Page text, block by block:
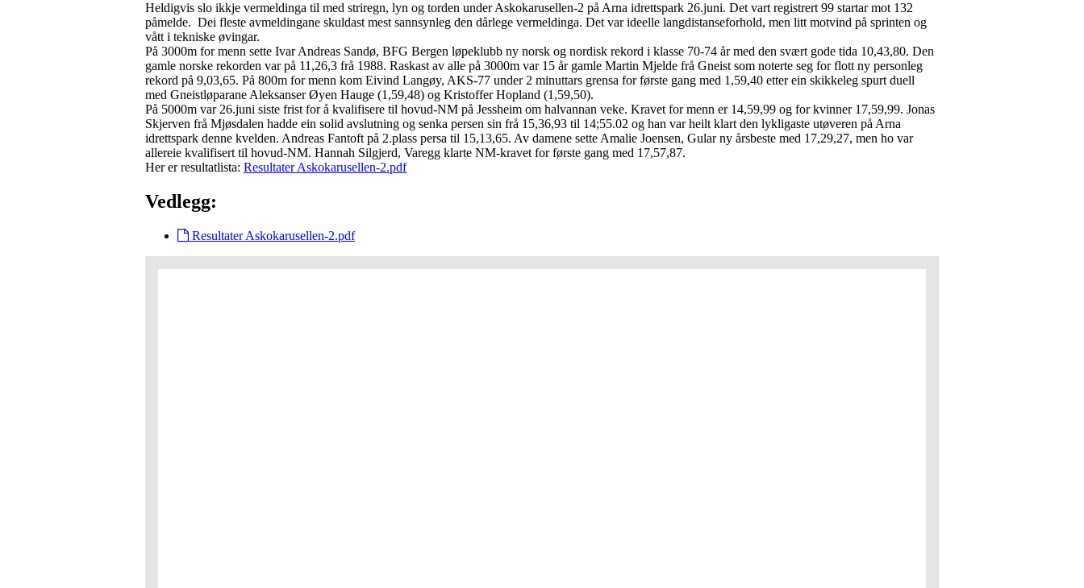
Heldigvis slo ikkje vermeldinga til med striregn, lyn og torden under Askokarusellen-2 på Arna idrettspark 26.juni. Det vart registrert 99 startar mot 132
påmelde. Dei fleste avmeldingane skuldast mest sannsynleg den dårlege vermeldinga. Det var ideelle langdistanseforhold, men litt motvind på sprinten og
vått i tekniske øvingar.
På 3000m for menn sette Ivar Andreas Sandø, BFG Bergen løpeklubb ny norsk og nordisk rekord i klasse 70-74 år med den svært gode tida 10,43,80. Den
gamle norske rekorden var på 11,26,3 frå 1988. Raskast av alle på 3000m var 15 år gamle Martin Mjelde frå Gneist som noterte seg for flott ny personleg
rekord på 9,03,65. På 800m for menn kom Eivind Langøy, AKS-77 under 2 minuttars grensa for første gang med 1,59,40 etter ein skikkeleg spurt duell
med Gneistløparane Aleksanser Øyen Hauge (1,59,48) og Kristoffer Hopland (1,59,50).
På 5000m var 26.juni siste frist for å kvalifisere til hovud-NM på Jessheim om halvannan veke. Kravet for menn er 14,59,99 og for kvinner 17,59,99. Jonas
Skjerven frå Mjøsdalen hadde ein solid avslutning og senka persen sin frå 15,36,93 til 14;55.02 og han var heilt klart den lykligaste utøveren på Arna
idrettspark denne kvelden. Andreas Fantoft på 2.plass persa til 15,13,65. Av damene sette Amalie Joensen, Gular ny årsbeste med 17,29,27, men ho var
allereie kvalifisert til hovud-NM. Hannah Silgjerd, Varegg klarte NM-kravet for første gang med 17,57,87.
Her er resultatlista: Resultater Askokarusellen-2.pdf
Vedlegg:
Resultater Askokarusellen-2.pdf